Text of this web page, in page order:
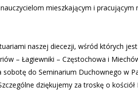
mieszkającym i
naszej diecezji, wśród których
– Łagiewniki – Częstochowa i
do Seminarium Duchownego w
dziękujemy za troskę o